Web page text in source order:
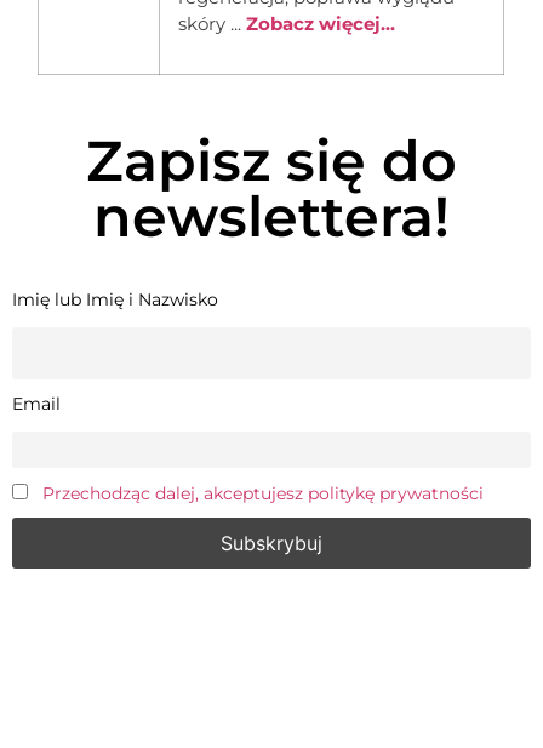
skóry ...Zobacz więcej...
Zapisz się do
newslettera!
Imię lub Imię i Nazwisko
Email
Przechodząc dalej, akceptujesz politykę prywatności